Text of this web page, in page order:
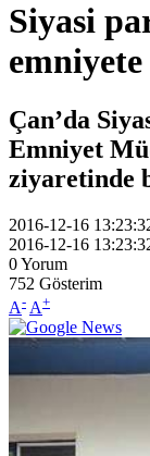
Siyasi
Çan’da
Emniyet
ziyaretinde
2016-12-16
2016-12-16
0Yorum
752 Gösterim
A- A+